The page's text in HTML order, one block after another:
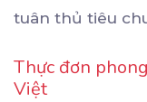
tuân thủ tiêu
Thực đơn
Việt